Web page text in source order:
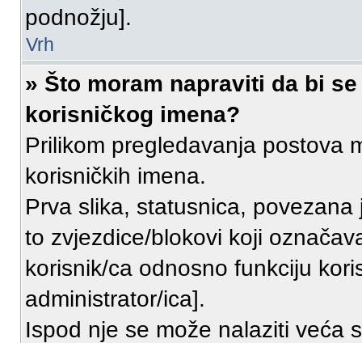
podnožju].
Vrh
» Što moram napraviti da bi
korisničkog imena?
Prilikom pregledavanja postova
korisničkih imena.
Prva slika, statusnica,
to zvjezdice/blokovi koji
korisnik/ca odnosno funkciju
administrator/ica].
Ispod nje se može nalaziti veća